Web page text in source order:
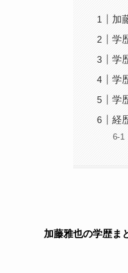
加
学
学
学
学
経
加藤雅也の学歴ま